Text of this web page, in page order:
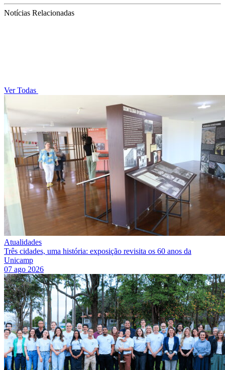
Notícias Relacionadas
Ver Todas
Atualidades
Três cidades, uma história: exposição revisita os 60 anos da
Unicamp
07 ago 2026